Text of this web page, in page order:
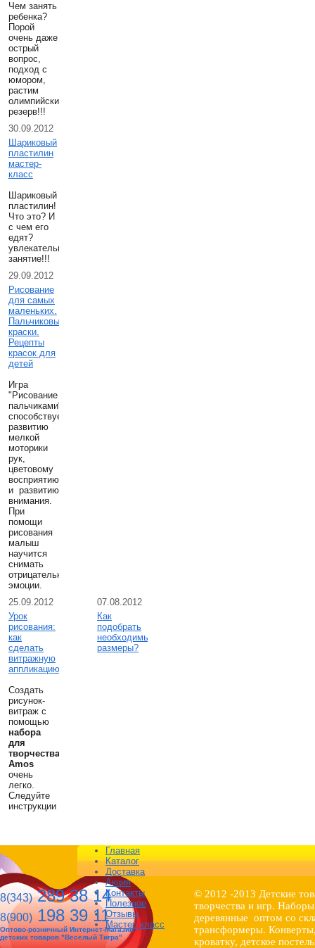
Чем занять
ребенка?
Порой
очень даже
острый
вопрос,
подход с
юмором,
растим
олимпийский
резерв!!!
30.09.2012
Шариковый
пластилин
мастер-
класс
Шариковый
пластилин!
Что это? И
с чем его
едят?
увлекательнешее
занятие!!!
29.09.2012
Рисование
для самых
маленьких.
Пальчиковые
краски.
Рецепты
красок для
детей
Игра
"Рисование
пальчиками"
способствует
развитию
мелкой
моторики
рук,
цветовому
восприятию
и развитию
внимания.
При
помощи
рисования
малыш
научится
снимать
отрицательные
эмоции.
25.09.2012
Урок
рисования:
как
сделать
витражную
аппликацию
Создать
рисунок-
витраж с
помощью
набора
для
творчества
Amos
очень
легко.
Следуйте
инструкции
07.08.2012
Как
подобрать
необходимые
размеры?
Главная
Каталог
Доставка
Акция
Контакты
Полезное
Отзывы
Мастер класс
8(343)289 38 14
8(900)198 39 11
Оптово-розничный Интернет-Магазин
детских товаров "Веселый Тигра"
© 2012 -2013 Детские
творчества и игр.
деревянные оптом со
трансформеры.
кроватку, детское